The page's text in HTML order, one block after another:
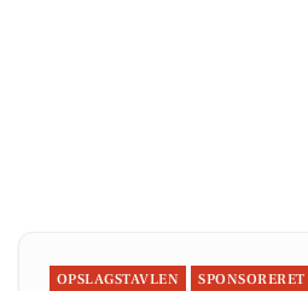
OPSLAGSTAVLEN SPONSORERET